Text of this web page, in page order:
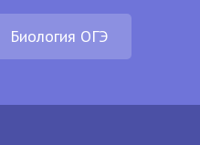
Биология ОГЭ